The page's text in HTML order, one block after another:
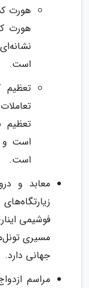
هورت
هورت
است.
تعظیم
تعظیم
است و
است.
فوشیمی
مسیری
جهانی دارد.
مراسم